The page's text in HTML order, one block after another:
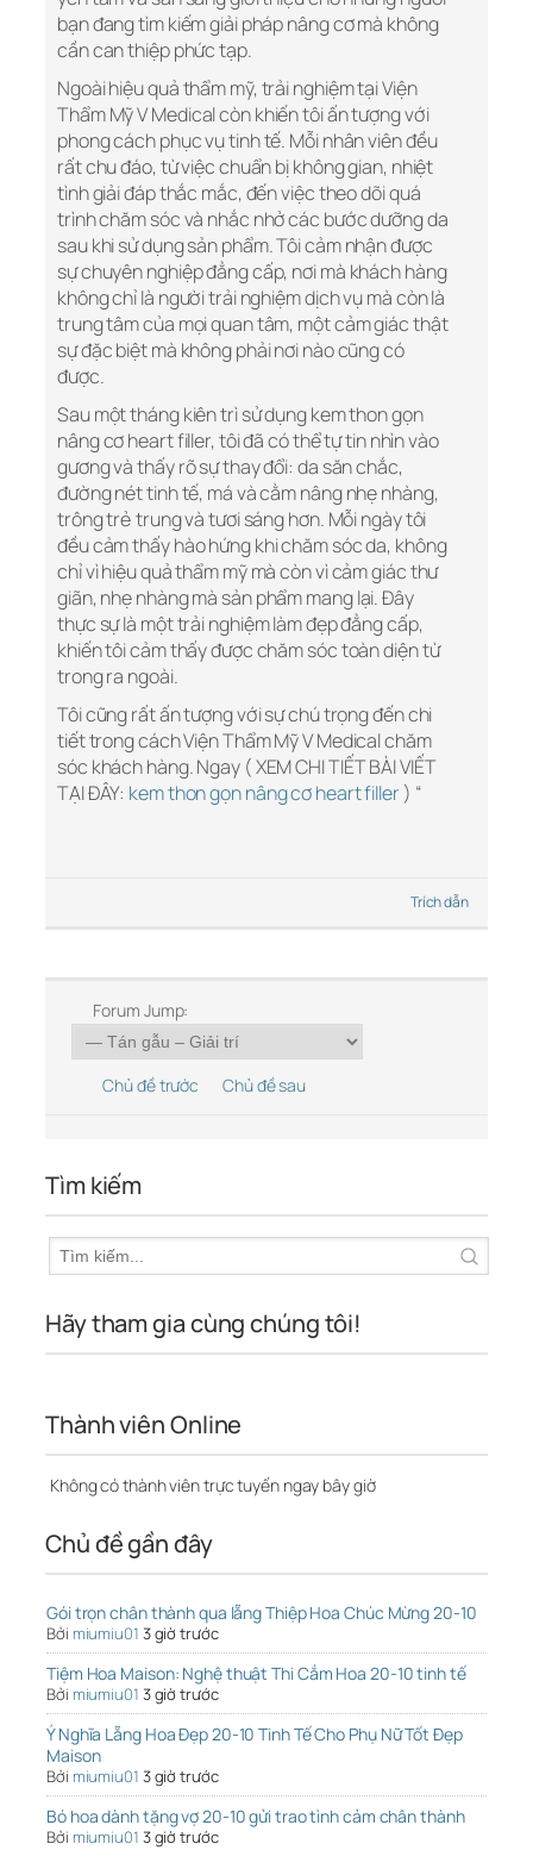
bạn đang tìm kiếm giải pháp nâng cơ mà không
cần can thiệp phức tạp.
Ngoài hiệu quả thẩm mỹ, trải nghiệm tại Viện
Thẩm Mỹ V Medical còn khiến tôi ấn tượng với
phong cách phục vụ tinh tế. Mỗi nhân viên đều
rất chu đáo, từ việc chuẩn bị không gian, nhiệt
tình giải đáp thắc mắc, đến việc theo dõi quá
trình chăm sóc và nhắc nhở các bước dưỡng da
sau khi sử dụng sản phẩm. Tôi cảm nhận được
sự chuyên nghiệp đẳng cấp, nơi mà khách hàng
không chỉ là người trải nghiệm dịch vụ mà còn là
trung tâm của mọi quan tâm, một cảm giác thật
sự đặc biệt mà không phải nơi nào cũng có
được.
Sau một tháng kiên trì sử dụng kem thon gọn
nâng cơ heart filler, tôi đã có thể tự tin nhìn vào
gương và thấy rõ sự thay đổi: da săn chắc,
đường nét tinh tế, má và cằm nâng nhẹ nhàng,
trông trẻ trung và tươi sáng hơn. Mỗi ngày tôi
đều cảm thấy hào hứng khi chăm sóc da, không
chỉ vì hiệu quả thẩm mỹ mà còn vì cảm giác thư
giãn, nhẹ nhàng mà sản phẩm mang lại. Đây
thực sự là một trải nghiệm làm đẹp đẳng cấp,
khiến tôi cảm thấy được chăm sóc toàn diện từ
trong ra ngoài.
Tôi cũng rất ấn tượng với sự chú trọng đến chi
tiết trong cách Viện Thẩm Mỹ V Medical chăm
sóc khách hàng. Ngay ( XEM CHI TIẾT BÀI VIẾT
TẠI ĐÂY: kem thon gọn nâng cơ heart filler ) “
Trích dẫn
Forum Jump:
Chủ đề trước Chủ đề sau
Tìm kiếm
Hãy tham gia cùng chúng tôi!
Thành viên Online
Không có thành viên trực tuyến ngay bây giờ
Chủ đề gần đây
Gói trọn chân thành qua lẵng Thiệp Hoa Chúc Mừng 20-10
Bởi miumiu01 3 giờ trước
Tiệm Hoa Maison: Nghệ thuật Thi Cắm Hoa 20-10 tinh tế
Bởi miumiu01 3 giờ trước
Ý Nghĩa Lẵng Hoa Đẹp 20-10 Tinh Tế Cho Phụ Nữ Tốt Đẹp
Maison
Bởi miumiu01 3 giờ trước
Bó hoa dành tặng vợ 20-10 gửi trao tình cảm chân thành
Bởi miumiu01 3 giờ trước